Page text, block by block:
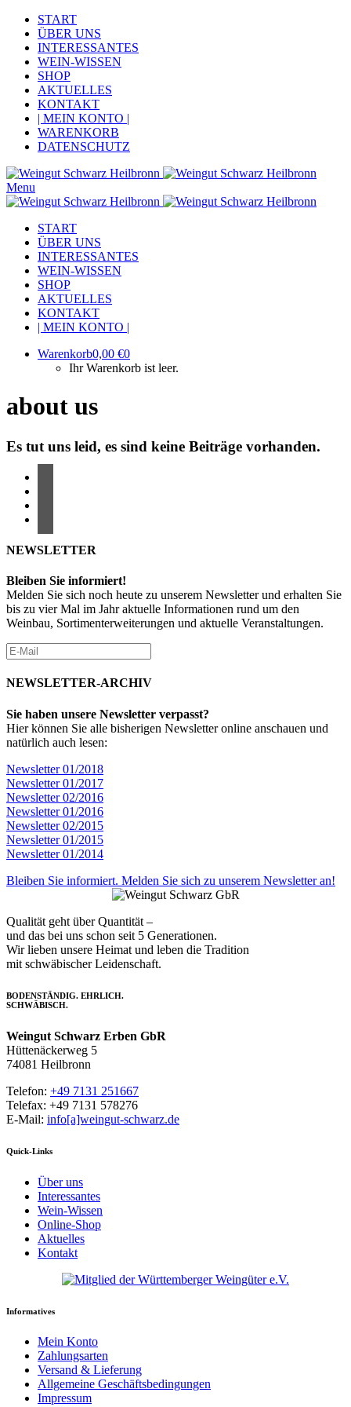
START
ÜBER UNS
INTERESSANTES
WEIN-WISSEN
SHOP
AKTUELLES
KONTAKT
| MEIN KONTO |
WARENKORB
DATENSCHUTZ
Menu
START
ÜBER UNS
INTERESSANTES
WEIN-WISSEN
SHOP
AKTUELLES
KONTAKT
| MEIN KONTO |
Warenkorb0,00 €0
Ihr Warenkorb ist leer.
about us
Es tut uns leid, es sind keine Beiträge vorhanden.
NEWSLETTER
Bleiben Sie informiert!
Melden Sie sich noch heute zu unserem Newsletter und erhalten Sie
bis zu vier Mal im Jahr aktuelle Informationen rund um den
Weinbau, Sortimenterweiterungen und aktuelle Veranstaltungen.
NEWSLETTER-ARCHIV
Sie haben unsere Newsletter verpasst?
Hier können Sie alle bisherigen Newsletter online anschauen und
natürlich auch lesen:
Newsletter 01/2018
Newsletter 01/2017
Newsletter 02/2016
Newsletter 01/2016
Newsletter 02/2015
Newsletter 01/2015
Newsletter 01/2014
Bleiben Sie informiert. Melden Sie sich zu unserem Newsletter an!
Qualität geht über Quantität –
und das bei uns schon seit 5 Generationen.
Wir lieben unsere Heimat und leben die Tradition
mit schwäbischer Leidenschaft.
BODENSTÄNDIG. EHRLICH.
SCHWÄBISCH.
Weingut Schwarz Erben GbR
Hüttenäckerweg 5
74081 Heilbronn
Telefon: +49 7131 251667
Telefax: +49 7131 578276
E-Mail: info[a]weingut-schwarz.de
Quick-Links
Über uns
Interessantes
Wein-Wissen
Online-Shop
Aktuelles
Kontakt
Informatives
Mein Konto
Zahlungsarten
Versand & Lieferung
Allgemeine Geschäftsbedingungen
Impressum